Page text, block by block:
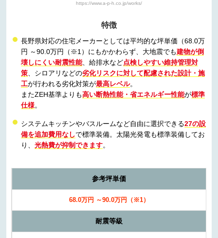
https://www.a-p-h.co.jp/works/
特徴
長野県対応の住宅メーカーとしては平均的な坪単価（68.0万
円 ～90.0万円（※1）にもかかわらず、大地震でも建物が倒
壊しにくい耐震性能、給排水など点検しやすい維持管理対
策 、シロアリなどの劣化リスクに対して配慮された設計・施
工が行われる劣化対策が最高レベル。
またZEH基準よりも高い断熱性能・省エネルギー性能が標準
仕様。
システムキッチンやバスルームなど自由に選択できる27の設
備を追加費用なしで標準装備。太陽光発電も標準装備してお
り、光熱費が抑制できます。
参考坪単価
68.0万円 ～90.0万円（※1）
耐震等級